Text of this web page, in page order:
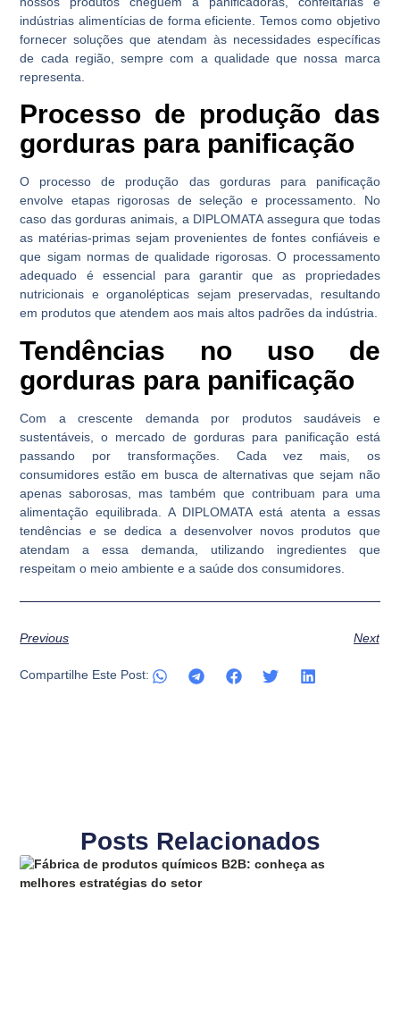
indústrias alimentícias de forma eficiente. Temos como objetivo
fornecer soluções que atendam às necessidades específicas
de cada região, sempre com a qualidade que nossa marca
representa.
Processo de produção das
gorduras para panificação
O processo de produção das gorduras para panificação
envolve etapas rigorosas de seleção e processamento. No
caso das gorduras animais, a DIPLOMATA assegura que todas
as matérias-primas sejam provenientes de fontes confiáveis e
que sigam normas de qualidade rigorosas. O processamento
adequado é essencial para garantir que as propriedades
nutricionais e organolépticas sejam preservadas, resultando
em produtos que atendem aos mais altos padrões da indústria.
Tendências no uso de
gorduras para panificação
Com a crescente demanda por produtos saudáveis e
sustentáveis, o mercado de gorduras para panificação está
passando por transformações. Cada vez mais, os
consumidores estão em busca de alternativas que sejam não
apenas saborosas, mas também que contribuam para uma
alimentação equilibrada. A DIPLOMATA está atenta a essas
tendências e se dedica a desenvolver novos produtos que
atendam a essa demanda, utilizando ingredientes que
respeitam o meio ambiente e a saúde dos consumidores.
Previous Next
Compartilhe Este Post:
Posts Relacionados